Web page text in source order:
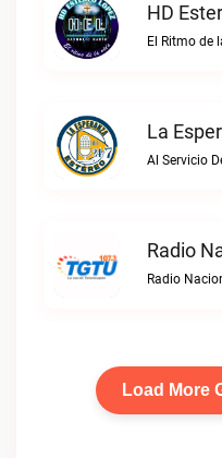
HD
El Ritmo de
La
Radio
Load More